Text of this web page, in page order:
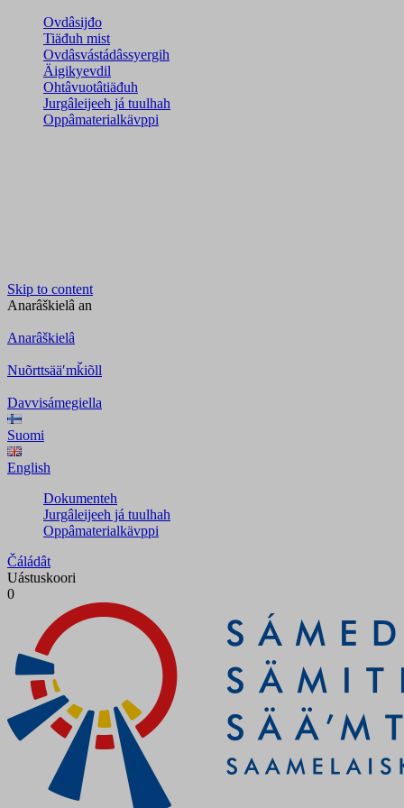
Ovdâsijđo
Tiäđuh mist
Ovdâsvástádâssyergih
Äigikyevdil
Ohtâvuotâtiäđuh
Jurgâleijeeh já tuulhah
Oppâmaterialkävppi
Skip to content
Anarâškielâ an
Anarâškielâ
Nuõrttsääʹmǩiõll
Davvisámegiella
Suomi
English
Dokumenteh
Jurgâleijeeh já tuulhah
Oppâmaterialkävppi
Čáládât
Uástuskoori
0